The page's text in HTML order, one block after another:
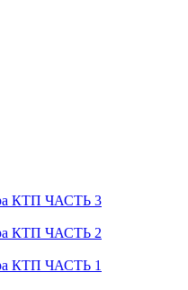
КТП ЧАСТЬ 3
КТП ЧАСТЬ 2
КТП ЧАСТЬ 1